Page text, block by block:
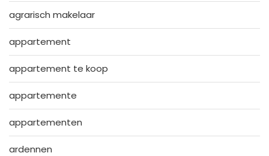
agrarisch makelaar
appartement
appartement te koop
appartemente
appartementen
ardennen